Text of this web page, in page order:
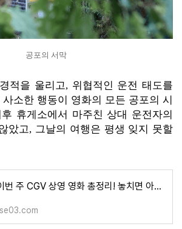
공포의 서막
적을 울리고, 위협적인 운전 태도를
소한 행동이 영화의 모든 공포의 시
휴게소에서 마주친 상대 운전자의
았고, 그날의 여행은 평생 잊지 못할
🎬 이번 주 CGV 상영 영화 총정리! 놓치면 아쉬운 신작은? 6월 현재 CGV에서 절찬 상영 중